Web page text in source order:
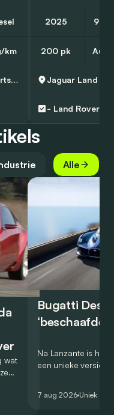
km
Aartselaar
2025 9
200 pk
- Land Rover
Gids
Alle
wat
Bugatti
‘beschaafde’
Na Lanzante is het
een unieke versie
7 aug 2026 Uniek